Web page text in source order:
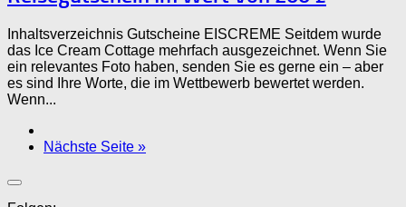
Inhaltsverzeichnis Gutscheine EISCREME Seitdem wurde
das Ice Cream Cottage mehrfach ausgezeichnet. Wenn Sie
ein relevantes Foto haben, senden Sie es gerne ein – aber
es sind Ihre Worte, die im Wettbewerb bewertet werden.
Wenn...
Nächste Seite »